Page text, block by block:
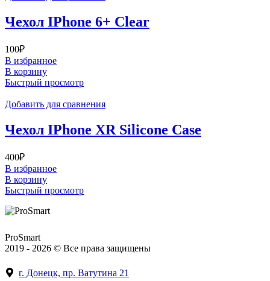
Чехол IPhone 6+ Clear
100₽
В избранное
В корзину
Быстрый просмотр
Добавить для сравнения
Чехол IPhone XR Silicone Case
400₽
В избранное
В корзину
Быстрый просмотр
ProSmart
2019 - 2026 © Все права защищены
г. Донецк, пр. Ватутина 21